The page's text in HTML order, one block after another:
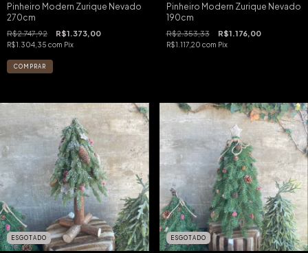
Pinheiro Modern Zurique Nevado
270cm
R$2.747,92 R$1.373,00
R$1.304,35 com Pix
Pinheiro Modern Zurique Nevado
190cm
R$2.353,33 R$1.176,00
R$1.117,20 com Pix
ESGOTADO ESGOTADO